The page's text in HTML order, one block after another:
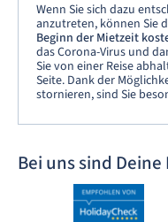
Wenn Sie sich dazu
anzutreten, können Sie
Beginn der Mietzeit
das Corona-Virus und
Sie von einer Reise
Seite. Dank der
stornieren, sind Sie
Bei uns sind